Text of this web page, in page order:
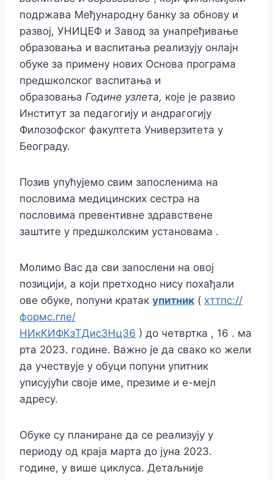
подржава Међународну банку за обнову и
развој, УНИЦЕФ и Завод за унапређивање
образовања и васпитања реализују онлајн
обуке за примену нових Основа програма
предшколског васпитања и
образовања Године узлета, које је развио
Институт за педагогију и андрагогију
Филозофског факултета Универзитета у
Београду.
Позив упућујемо свим запосленима на
пословима медицинских сестра на
пословима превентивне здравствене
заштите у предшколским установама .
Молимо Вас да сви запослени на овој
позицији, а који претходно нису похађали
ове обуке, попуни кратак упитник ( хттпс://
формс.гле/
НИкКИФКзТДис3НцЗ6 ) до четвртка , 16 . ма
рта 2023. године. Важно је да свако ко жели
да учествује у обуци попуни упитник
уписујући своје име, презиме и е-мејл
адресу.
Обуке су планиране да се реализују у
периоду од краја марта до јуна 2023.
године, у више циклуса. Детаљније